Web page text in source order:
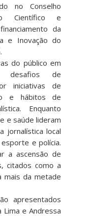
no Conselho
Científico e
da
e Inovação do
do público em
desafios de
iniciativas de
e hábitos de
Enquanto
e saúde lideram
jornalística local
e polícia.
a ascensão de
citados como a
mais da metade
apresentados
e Andressa